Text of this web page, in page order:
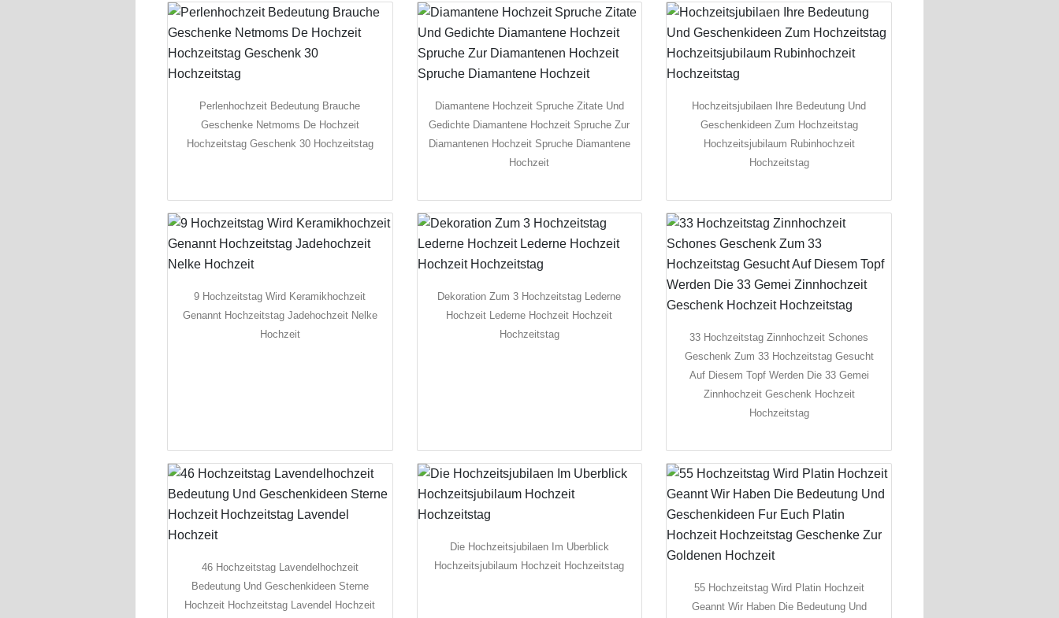
Perlenhochzeit Bedeutung Brauche
Geschenke Netmoms De Hochzeit
Hochzeitstag Geschenk 30 Hochzeitstag
Diamantene Hochzeit Spruche Zitate Und
Gedichte Diamantene Hochzeit Spruche Zur
Diamantenen Hochzeit Spruche Diamantene
Hochzeit
Hochzeitsjubilaen Ihre Bedeutung Und
Geschenkideen Zum Hochzeitstag
Hochzeitsjubilaum Rubinhochzeit
Hochzeitstag
9 Hochzeitstag Wird Keramikhochzeit
Genannt Hochzeitstag Jadehochzeit Nelke
Hochzeit
Dekoration Zum 3 Hochzeitstag Lederne
Hochzeit Lederne Hochzeit Hochzeit
Hochzeitstag
33 Hochzeitstag Zinnhochzeit Schones
Geschenk Zum 33 Hochzeitstag Gesucht
Auf Diesem Topf Werden Die 33 Gemei
Zinnhochzeit Geschenk Hochzeit
Hochzeitstag
46 Hochzeitstag Lavendelhochzeit
Bedeutung Und Geschenkideen Sterne
Hochzeit Hochzeitstag Lavendel Hochzeit
Die Hochzeitsjubilaen Im Uberblick
Hochzeitsjubilaum Hochzeit Hochzeitstag
55 Hochzeitstag Wird Platin Hochzeit
Geannt Wir Haben Die Bedeutung Und